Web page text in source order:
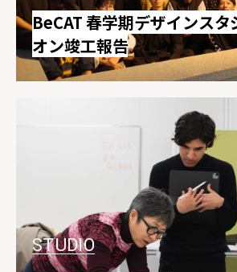
BeCAT 春学期デザインスタ
オン竣工報告
STUDIO